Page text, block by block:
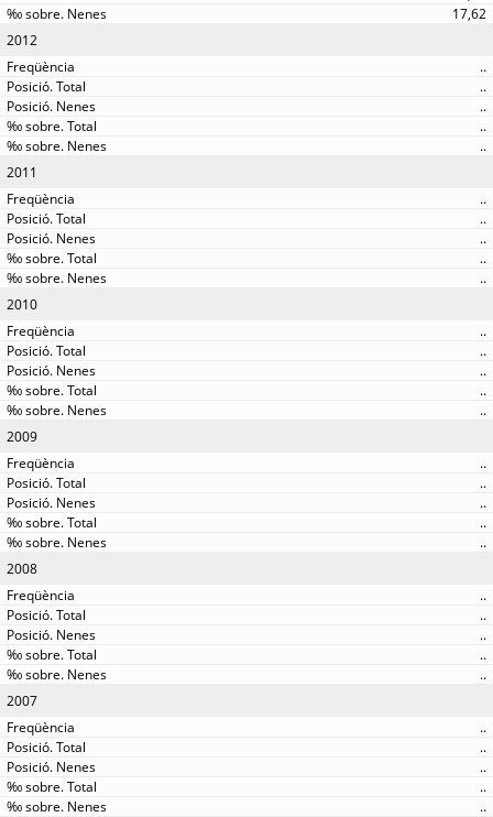
17,62
2012
..
..
..
..
..
2011
..
..
..
..
..
2010
..
..
..
..
..
2009
..
..
..
..
..
2008
..
..
..
..
..
2007
..
..
..
..
..